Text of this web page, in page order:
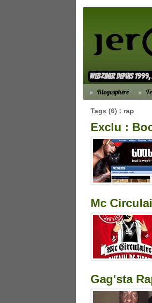
webziner depuis
Blogosphère
Tags (6) : rap
Exclu :
Mc
Gag'sta